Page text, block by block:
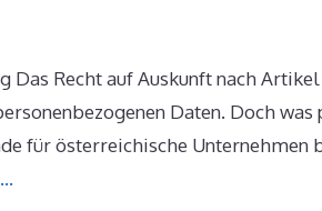
Das Recht auf Auskunft nach
Daten. Doch
für österreichische